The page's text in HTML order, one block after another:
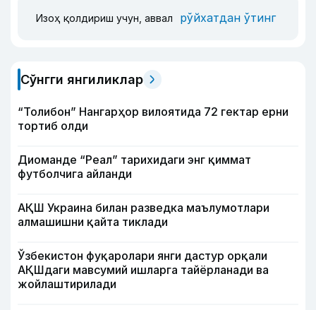
Изоҳ қолдириш учун, аввал рўйхатдан ўтинг
Сўнгги янгиликлар
“Толибон” Нангарҳор вилоятида 72 гектар ерни
тортиб олди
Диоманде “Реал” тарихидаги энг қиммат
футболчига айланди
АҚШ Украина билан разведка маълумотлари
алмашишни қайта тиклади
Ўзбекистон фуқаролари янги дастур орқали
АҚШдаги мавсумий ишларга тайёрланади ва
жойлаштирилади